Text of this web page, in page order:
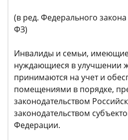
(в ред. Федерального
ФЗ)
Инвалиды и семьи,
нуждающиеся в улучшении
принимаются на учет и
помещениями в порядке,
законодательством
законодательством
Федерации.